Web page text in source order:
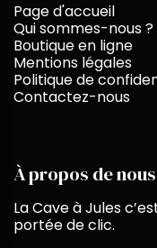
Page d'accueil
Qui sommes-nous ?
Boutique en ligne
Mentions légales
Politique de
Contactez-nous
À propos de nous
La Cave à Jules
portée de clic.